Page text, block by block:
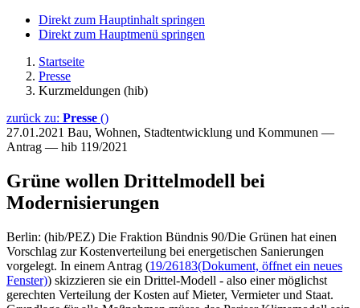
Direkt zum Hauptinhalt springen
Direkt zum Hauptmenü springen
Startseite
Presse
Kurzmeldungen (hib)
zurück zu: Presse ()
27.01.2021 Bau, Wohnen, Stadtentwicklung und Kommunen —
Antrag — hib 119/2021
Grüne wollen Drittelmodell bei
Modernisierungen
Berlin: (hib/PEZ) Die Fraktion Bündnis 90/Die Grünen hat einen
Vorschlag zur Kostenverteilung bei energetischen Sanierungen
vorgelegt. In einem Antrag (19/26183(Dokument, öffnet ein neues
Fenster)) skizzieren sie ein Drittel-Modell - also einer möglichst
gerechten Verteilung der Kosten auf Mieter, Vermieter und Staat.